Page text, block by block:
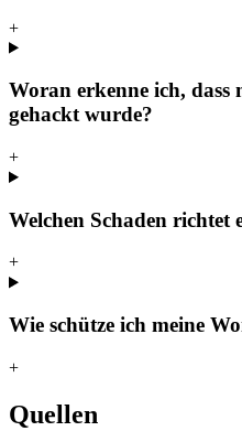
+
Woran erkenne ich, dass
gehackt wurde?
+
Welchen Schaden richtet
+
Wie schütze ich meine
+
Quellen